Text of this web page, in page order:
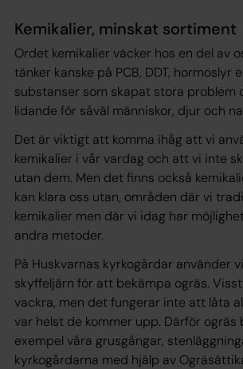
Kemikalier, minskat sortiment
Ordet kemikalier väcker hos en del av
tänker kanske på PCB, DDT, hormoslyr
substanser som skapat stora problem
lidande för såväl människor, djur och
Det är viktigt att komma ihåg att vi
kemikalier i vår vardag och att vi inte
utan dem. Men det finns också
kan klara oss utan, områden där vi
kemikalier men där vi idag har
andra metoder.
På Huskvarnas kyrkogårdar använder
skyffeljärn för att bekämpa ogräs.
vackra, men det fungerar inte att låta
var helst de kommer upp. Därför ogräs
exempel våra grusgångar,
kyrkogårdarna med hjälp av